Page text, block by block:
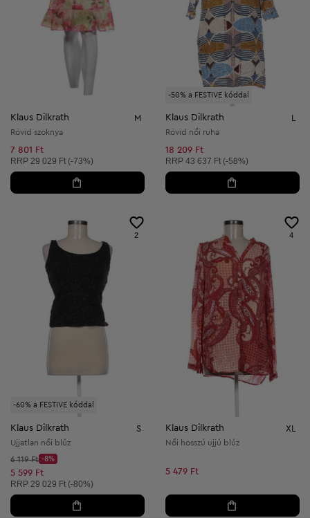
Klaus Dilkrath M
Rövid szoknya
7 801 Ft
Ajánlott ár:
RRP 29 029 Ft (-73%)
-50% a FESTIVE kóddal
Klaus Dilkrath
Rövid női ruha
18 209 Ft
Ajánlott ár:
RRP 43 637 Ft (-58%)
-60% a FESTIVE kóddal
2
Klaus Dilkrath S
Ujjatlan női blúz
Kezdő ár:
6 119 Ft
Discount Price:
-8%
Csökkentett ár:
5 599 Ft
Ajánlott ár:
RRP 29 029 Ft (-80%)
4
Klaus Dilkrath XL
Női hosszú ujjú blúz
5 479 Ft